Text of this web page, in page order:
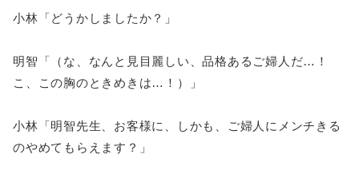
小林「どうかしましたか？」
明智「（な、なんと見目麗しい、品格あるご婦人だ…！
こ、この胸のときめきは…！）」
小林「明智先生、お客様に、しかも、ご婦人にメンチきる
のやめてもらえます？」